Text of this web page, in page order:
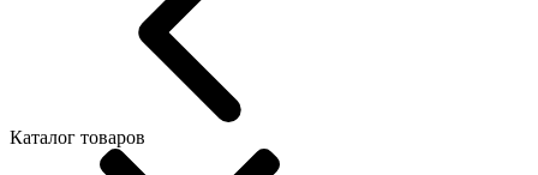
Каталог товаров